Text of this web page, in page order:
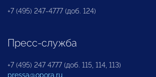
+7 (495) 247-4777 (доб. 124)
Пресс-служба
+7 (495) 247 4777 (доб. 115, 114, 113)
pressa@opora.ru